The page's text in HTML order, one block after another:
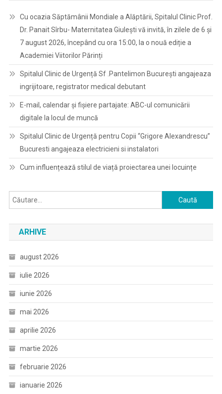
Cu ocazia Săptămânii Mondiale a Alăptării, Spitalul Clinic Prof.
Dr. Panait Sîrbu- Maternitatea Giulești vă invită, în zilele de 6 și
7 august 2026, începând cu ora 15:00, la o nouă ediție a
Academiei Viitorilor Părinți
Spitalul Clinic de Urgență Sf .Pantelimon București angajeaza
ingrijitoare, registrator medical debutant
E-mail, calendar şi fişiere partajate: ABC-ul comunicării
digitale la locul de muncă
Spitalul Clinic de Urgență pentru Copii “Grigore Alexandrescu”
Bucuresti angajeaza electricieni si instalatori
Cum influențează stilul de viață proiectarea unei locuințe
Caută
după:
ARHIVE
august 2026
iulie 2026
iunie 2026
mai 2026
aprilie 2026
martie 2026
februarie 2026
ianuarie 2026